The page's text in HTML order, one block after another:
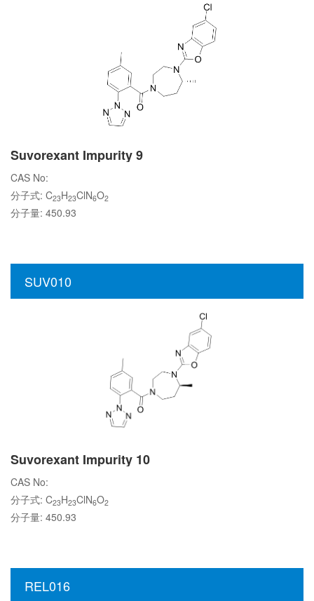
Suvorexant Impurity 9
CAS No:
分子式: C23H23ClN6O2
分子量: 450.93
SUV010
Suvorexant Impurity 10
CAS No:
分子式: C23H23ClN6O2
分子量: 450.93
REL016